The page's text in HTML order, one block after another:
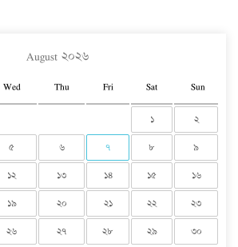
August ২০২৬
Wed Thu Fri Sat Sun
১ ২
৫ ৬ ৭ ৮ ৯
১২ ১৩ ১৪ ১৫ ১৬
১৯ ২০ ২১ ২২ ২৩
২৬ ২৭ ২৮ ২৯ ৩০